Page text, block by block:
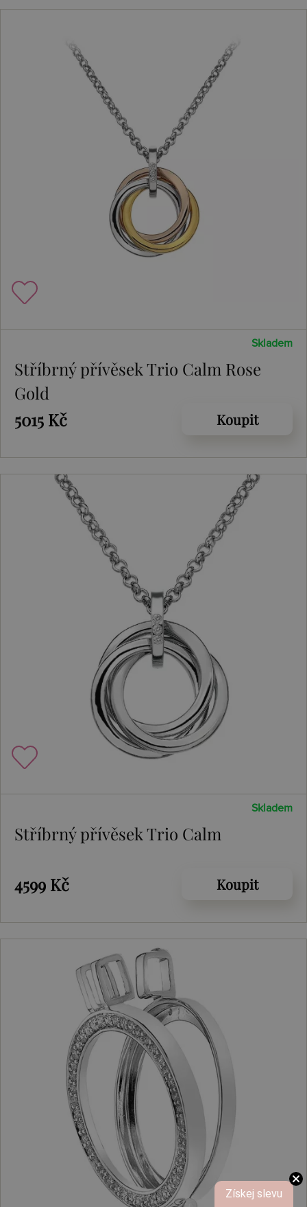
Skladem
Stříbrný přívěsek Trio Calm Rose
Gold
5015 Kč
Koupit
Skladem
Stříbrný přívěsek Trio Calm
4599 Kč Koupit
Získej slevu